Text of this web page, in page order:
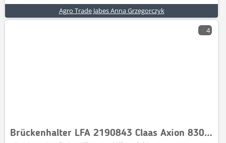
Agro Trade Jabes Anna Grzegorczyk
4
Brückenhalter LFA 2190843 Claas Axion 830 Wiege